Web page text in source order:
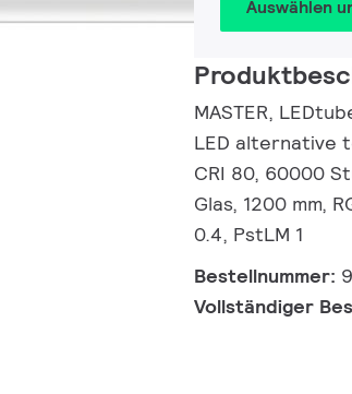
Auswählen
MASTER,
LED alternative
CRI 80, 60000
Glas, 1200 mm,
0.4, PstLM 1
Bestellnummer:
Vollständiger